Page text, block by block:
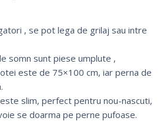
, se pot lega de grilaj sau intre
somn sunt piese umplute ,
este de 75×100 cm, iar perna de
slim, perfect pentru nou-nascuti,
se doarma pe perne pufoase.